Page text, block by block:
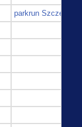
parkrun Szczecin